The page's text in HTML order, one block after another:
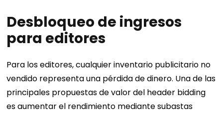
Desbloqueo de ingresos
para editores
Para los editores, cualquier inventario publicitario no
vendido representa una pérdida de dinero. Una de las
principales propuestas de valor del header bidding
es aumentar el rendimiento mediante subastas